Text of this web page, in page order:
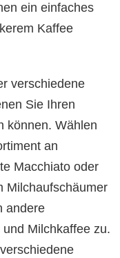
ein einfaches
Kaffee
verschiedene
Sie Ihren
können. Wählen
an
Macchiato oder
Milchaufschäumer
andere
Milchkaffee zu.